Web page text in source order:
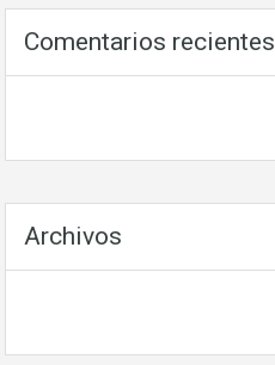
Comentarios recientes
Archivos